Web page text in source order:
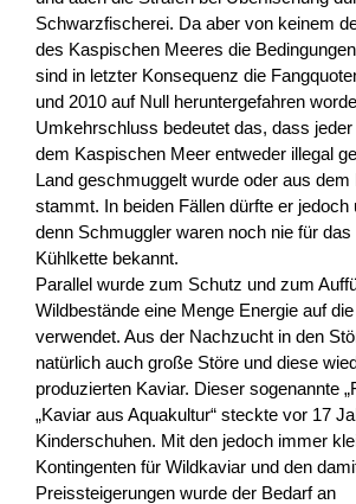
Schwarzfischerei. Da aber von keinem
des Kaspischen Meeres die
sind in letzter Konsequenz die
und 2010 auf Null heruntergefahren
Umkehrschluss bedeutet das, dass
dem Kaspischen Meer entweder illegal
Land geschmuggelt wurde oder aus dem
stammt. In beiden Fällen dürfte er jedoch
denn Schmuggler waren noch nie für das
Kühlkette bekannt.
Parallel wurde zum Schutz und zum
Wildbestände eine Menge Energie auf
verwendet. Aus der Nachzucht in den
natürlich auch große Störe und diese
produzierten Kaviar. Dieser sogenannte
„Kaviar aus Aquakultur“ steckte vor 17
Kinderschuhen. Mit den jedoch immer
Kontingenten für Wildkaviar und den
Preissteigerungen wurde der Bedarf an